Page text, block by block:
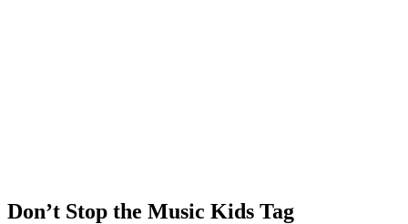
Don’t Stop the Music Kids Tag